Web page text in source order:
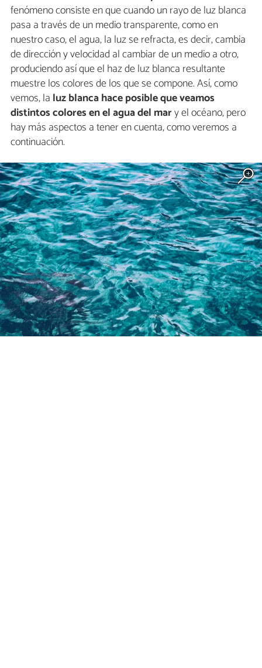
fenómeno consiste en que cuando un rayo de luz blanca
pasa a través de un medio transparente, como en
nuestro caso, el agua, la luz se refracta, es decir, cambia
de dirección y velocidad al cambiar de un medio a otro,
produciendo así que el haz de luz blanca resultante
muestre los colores de los que se compone. Así, como
vemos, la luz blanca hace posible que veamos
distintos colores en el agua del mary el océano, pero
hay más aspectos a tener en cuenta, como veremos a
continuación.